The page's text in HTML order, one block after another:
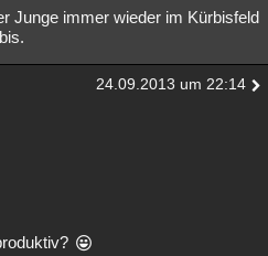
Junge immer wieder im Kürbisfeld
24.09.2013 um 22:14